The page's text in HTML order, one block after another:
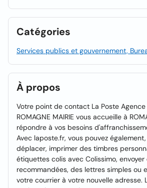
Catégories
Services publics et gouvernement,
À propos
Votre point de contact La Poste
ROMAGNE MAIRIE vous accueille à
répondre à vos besoins
Avec laposte.fr, vous pouvez
déplacer, imprimer des timbres
étiquettes colis avec Colissimo,
recommandées, des lettres simples ou
votre courrier à votre nouvelle adresse.